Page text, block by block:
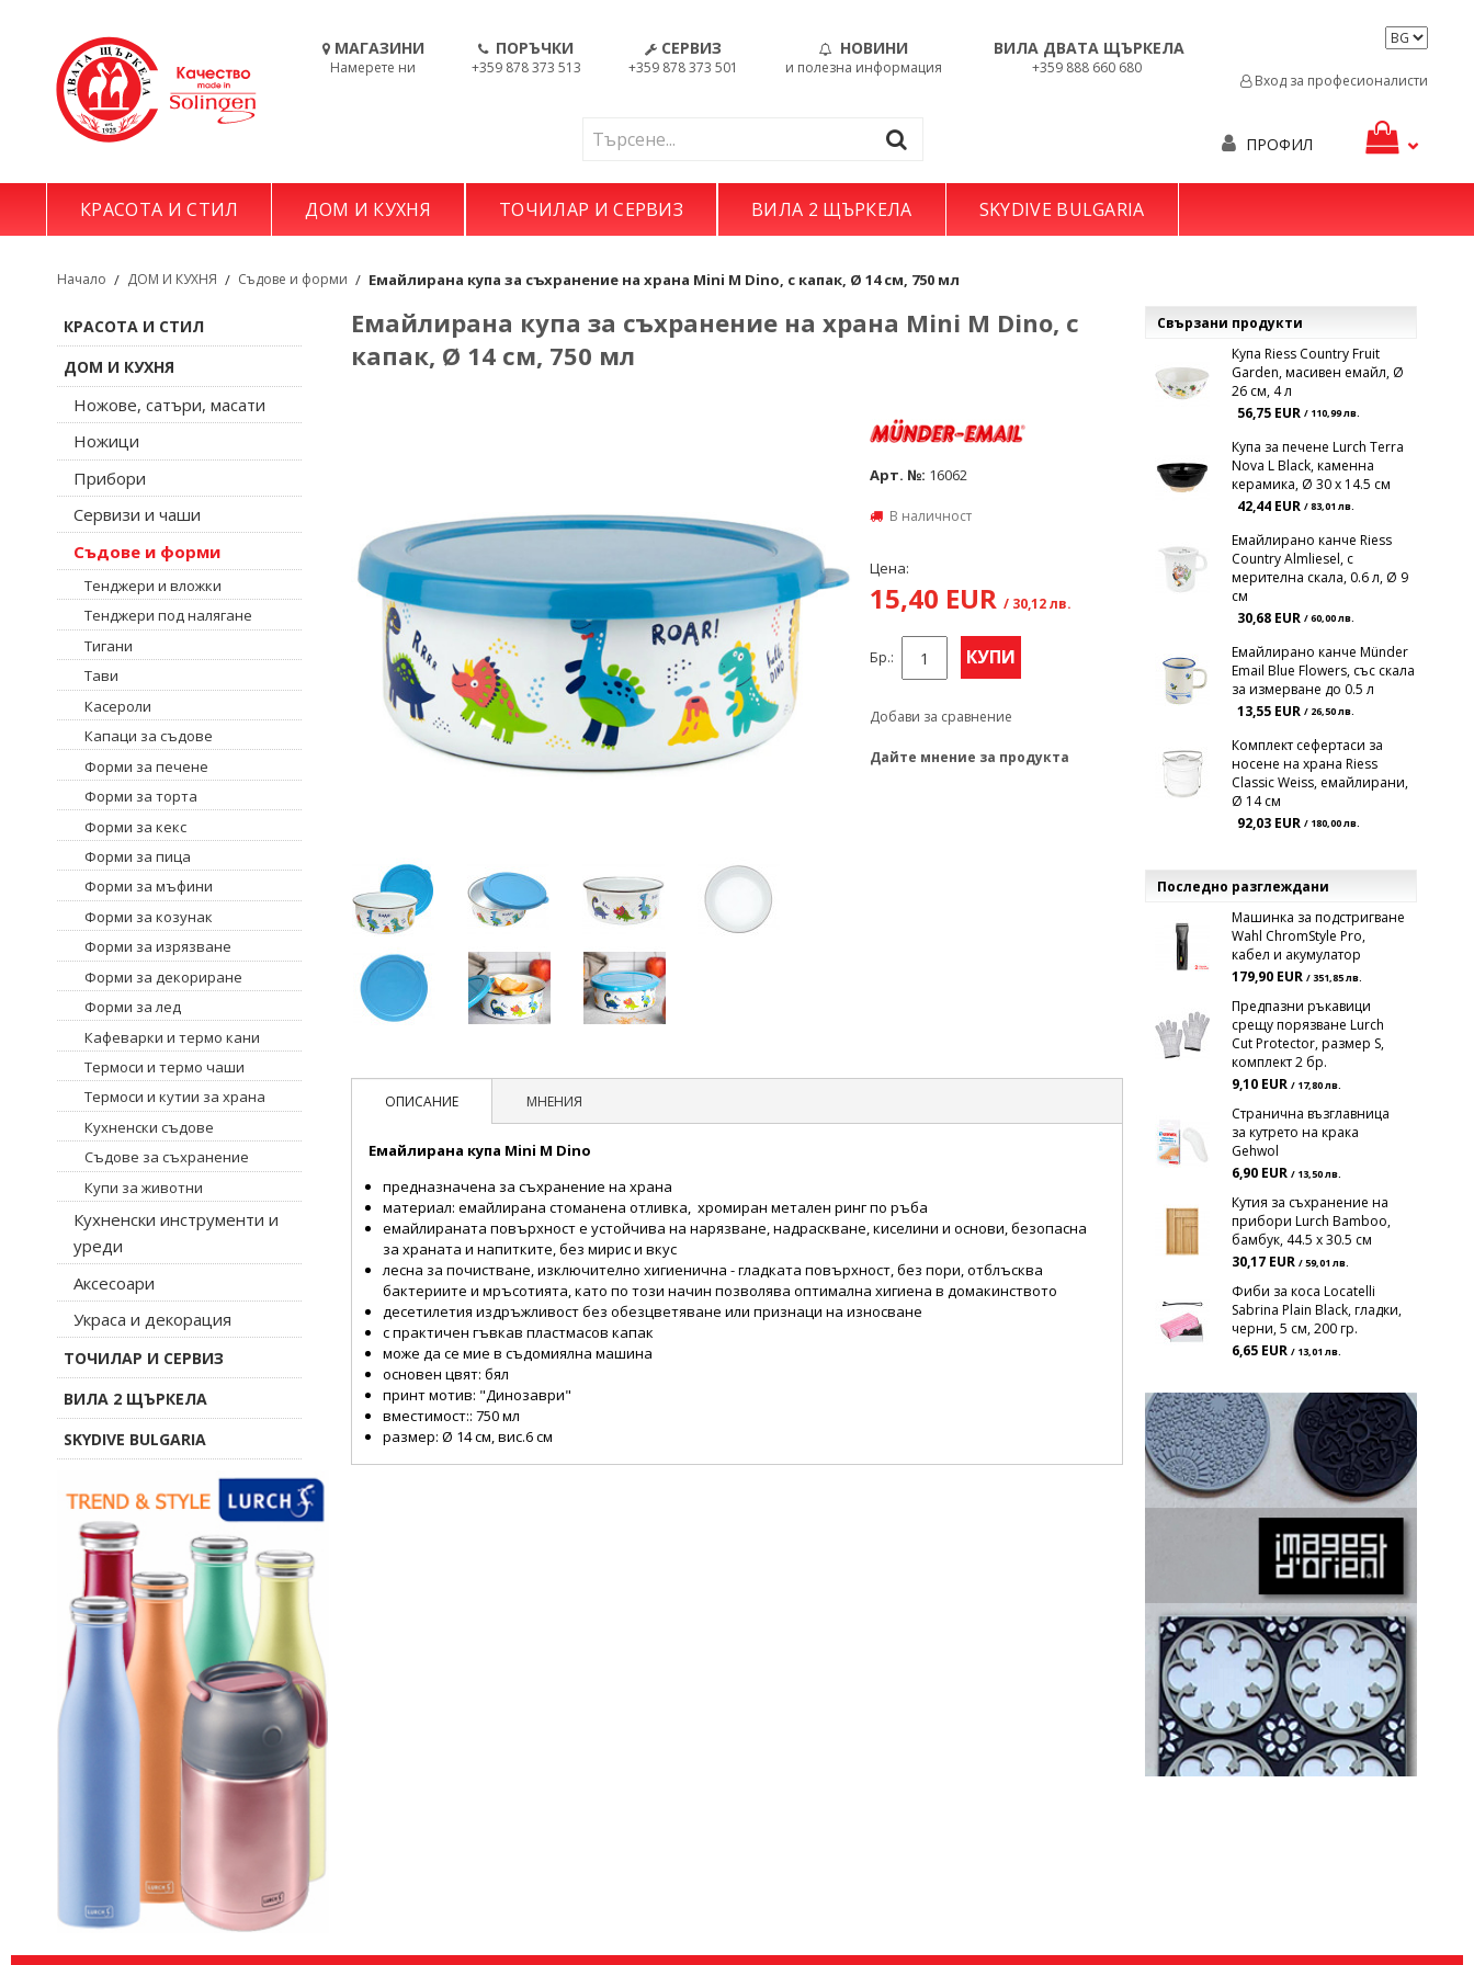
МАГАЗИНИ
Намерете ни
ПОРЪЧКИ
+359 878 373 513
СЕРВИЗ
+359 878 373 501
НОВИНИ
и полезна информация
ВИЛА ДВАТА ЩЪРКЕЛА
+359 888 660 680
Вход за професионалисти
ПРОФИЛ
КРАСОТА И СТИЛ ДОМ И КУХНЯ ТОЧИЛАР И СЕРВИЗ ВИЛА 2 ЩЪРКЕЛА SKYDIVE BULGARIA
Начало / ДОМ И КУХНЯ / Съдове и форми / Емайлирана купа за съхранение на храна Mini M Dino, с капак, Ø 14 см, 750 мл
Емайлирана купа за съхранение на храна Mini M Dino, с
капак, Ø 14 см, 750 мл
Арт. №: 16062
В наличност
Цена:
15,40 EUR / 30,12 лв.
Бр.: КУПИ
Добави за сравнение
Дайте мнение за продукта
ОПИСАНИЕ МНЕНИЯ
Емайлирана купа Mini M Dino
предназначена за съхранение на храна
материал: емайлирана стоманена отливка, хромиран метален ринг по ръба
емайлираната повърхност е устойчива на нарязване, надраскване, киселини и основи, безопасна
за храната и напитките, без мирис и вкус
лесна за почистване, изключително хигиенична - гладката повърхност, без пори, отблъсква
бактериите и мръсотията, като по този начин позволява оптимална хигиена в домакинството
десетилетия издръжливост без обезцветяване или признаци на износване
с практичен гъвкав пластмасов капак
може да се мие в съдомиялна машина
основен цвят: бял
принт мотив: "Динозаври"
вместимост:: 750 мл
размер: Ø 14 см, вис.6 см
КРАСОТА И СТИЛ
ДОМ И КУХНЯ
Ножове, сатъри, масати
Ножици
Прибори
Сервизи и чаши
Съдове и форми
Тенджери и вложки
Тенджери под налягане
Тигани
Тави
Касероли
Капаци за съдове
Форми за печене
Форми за торта
Форми за кекс
Форми за пица
Форми за мъфини
Форми за козунак
Форми за изрязване
Форми за декориране
Форми за лед
Кафеварки и термо кани
Термоси и термо чаши
Термоси и кутии за храна
Кухненски съдове
Съдове за съхранение
Купи за животни
Кухненски инструменти и
уреди
Аксесоари
Украса и декорация
ТОЧИЛАР И СЕРВИЗ
ВИЛА 2 ЩЪРКЕЛА
SKYDIVE BULGARIA
Свързани продукти
Купа Riess Country Fruit
Garden, масивен емайл, Ø
26 см, 4 л
56,75 EUR / 110,99 лв.
Купа за печене Lurch Terra
Nova L Black, каменна
керамика, Ø 30 x 14.5 см
42,44 EUR / 83,01 лв.
Емайлирано канче Riess
Country Almliesel, с
мерителна скала, 0.6 л, Ø 9
см
30,68 EUR / 60,00 лв.
Емайлирано канче Münder
Email Blue Flowers, със скала
за измерване до 0.5 л
13,55 EUR / 26,50 лв.
Комплект сефертаси за
носене на храна Riess
Classic Weiss, емайлирани,
Ø 14 см
92,03 EUR / 180,00 лв.
Последно разглеждани
Машинка за подстригване
Wahl ChromStyle Pro,
кабел и акумулатор
179,90 EUR / 351,85 лв.
Предпазни ръкавици
срещу порязване Lurch
Cut Protector, размер S,
комплект 2 бр.
9,10 EUR / 17,80 лв.
Странична възглавница
за кутрето на крака
Gehwol
6,90 EUR / 13,50 лв.
Кутия за съхранение на
прибори Lurch Bamboo,
бамбук, 44.5 х 30.5 см
30,17 EUR / 59,01 лв.
Фиби за коса Locatelli
Sabrina Plain Black, гладки,
черни, 5 см, 200 гр.
6,65 EUR / 13,01 лв.